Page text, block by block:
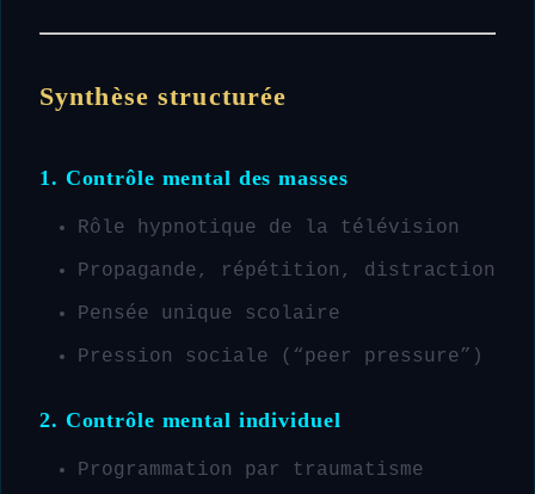
Synthèse structurée
1. Contrôle mental des masses
Rôle hypnotique de la télévision
Propagande, répétition, distraction
Pensée unique scolaire
Pression sociale (“peer pressure”)
2. Contrôle mental individuel
Programmation par traumatisme